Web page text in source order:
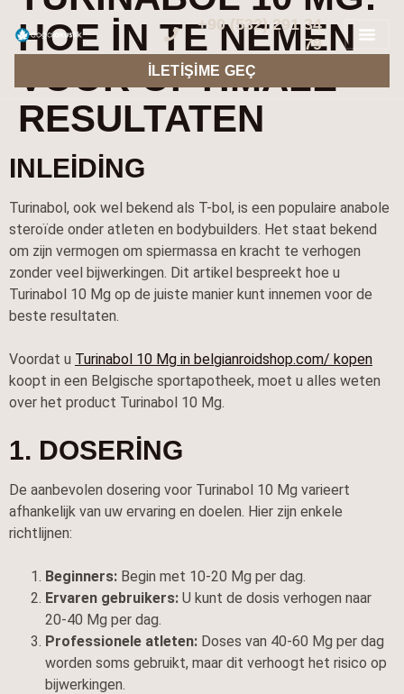
+90 (532) 291 34
79
İLETIŞIME GEÇ
HOE IN TE NEMEN
VOOR OPTIMALE
RESULTATEN
INLEIDING
Turinabol, ook wel bekend als T-bol, is een populaire anabole
steroïde onder atleten en bodybuilders. Het staat bekend
om zijn vermogen om spiermassa en kracht te verhogen
zonder veel bijwerkingen. Dit artikel bespreekt hoe u
Turinabol 10 Mg op de juiste manier kunt innemen voor de
beste resultaten.
Voordat u Turinabol 10 Mg in belgianroidshop.com/ kopen
koopt in een Belgische sportapotheek, moet u alles weten
over het product Turinabol 10 Mg.
1. DOSERING
De aanbevolen dosering voor Turinabol 10 Mg varieert
afhankelijk van uw ervaring en doelen. Hier zijn enkele
richtlijnen:
Beginners: Begin met 10-20 Mg per dag.
Ervaren gebruikers: U kunt de dosis verhogen naar
20-40 Mg per dag.
Professionele atleten: Doses van 40-60 Mg per dag
worden soms gebruikt, maar dit verhoogt het risico op
bijwerkingen.